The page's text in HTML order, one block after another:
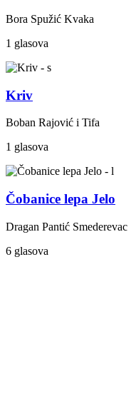
Bora Spužić Kvaka
1 glasova
Kriv
Boban Rajović i Tifa
1 glasova
Čobanice lepa Jelo
Dragan Pantić Smederevac
6 glasova